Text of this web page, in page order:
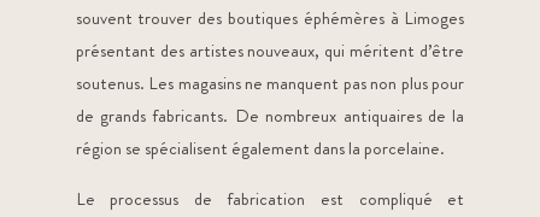
souvent trouver des boutiques éphémères à Limoges
présentant des artistes nouveaux, qui méritent d’être
soutenus. Les magasins ne manquent pas non plus pour
de grands fabricants. De nombreux antiquaires de la
région se spécialisent également dans la porcelaine.
Le processus de fabrication est compliqué et